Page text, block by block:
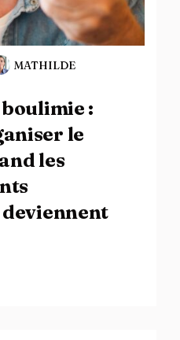
MATHILDE
:
le
les